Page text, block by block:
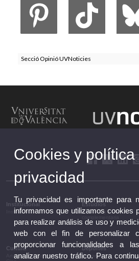
Secció Opinió UVNoticies
Institucional
Institucional
Estudios
Estudios y formación
Cultura
Artes escénicas
Deportes
Deportes
Cookies y política
privacidad
Tu privacidad es importante para
informamos que utilizamos cookies
para realizar análisis de uso y
web con el fin de personalizar
proporcionar funcionalidades a
analizar nuestro tráfico. Para